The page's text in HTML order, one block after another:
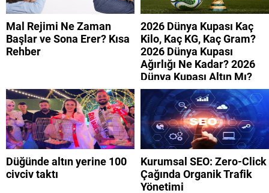
Mal Rejimi Ne Zaman
Başlar ve Sona Erer? Kısa
Rehber
2026 Dünya Kupası Kaç
Kilo, Kaç KG, Kaç Gram?
2026 Dünya Kupası
Ağırlığı Ne Kadar? 2026
Dünya Kupası Altın Mı?
Düğünde altın yerine 100
civciv taktı
Kurumsal SEO: Zero-Click
Çağında Organik Trafik
Yönetimi